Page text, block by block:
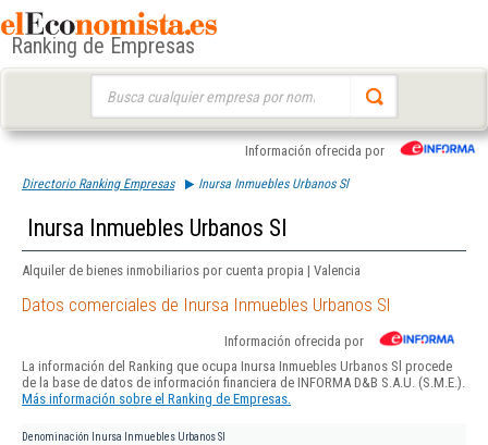
Ranking de Empresas
Información ofrecida por
Directorio Ranking Empresas Inursa Inmuebles Urbanos Sl
Inursa Inmuebles Urbanos Sl
Alquiler de bienes inmobiliarios por cuenta propia | Valencia
Datos comerciales de Inursa Inmuebles Urbanos Sl
Información ofrecida por
La información del Ranking que ocupa Inursa Inmuebles Urbanos Sl procede
de la base de datos de información financiera de INFORMA D&B S.A.U. (S.M.E.).
Más información sobre el Ranking de Empresas.
Denominación Inursa Inmuebles Urbanos Sl